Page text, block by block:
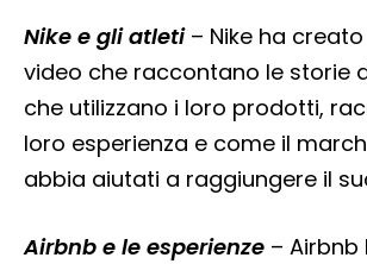
Nike e gli atleti – Nike ha
video che raccontano le storie
che utilizzano i loro prodotti,
loro esperienza e come il
abbia aiutati a raggiungere il
Airbnb e le esperienze –